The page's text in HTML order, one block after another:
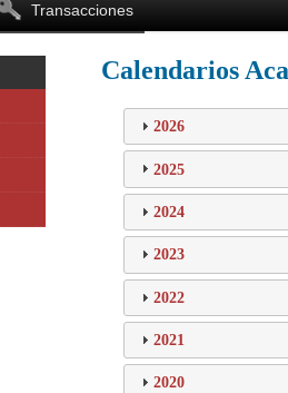
Transacciones
Calendarios
2026
2025
2024
2023
2022
2021
2020